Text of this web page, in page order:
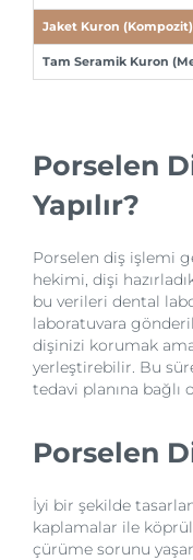
Jaket Kuron (Kompozit)
Tam Seramik Kuron
Porselen
Yapılır?
Porselen diş işlemi
hekimi, dişi
bu verileri dental
laboratuvara
dişinizi korumak
yerleştirebilir. Bu
tedavi planına bağlı
Porselen
İyi bir şekilde
kaplamalar ile
çürüme sorunu